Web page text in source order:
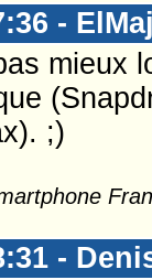
-
mieux
;)
-